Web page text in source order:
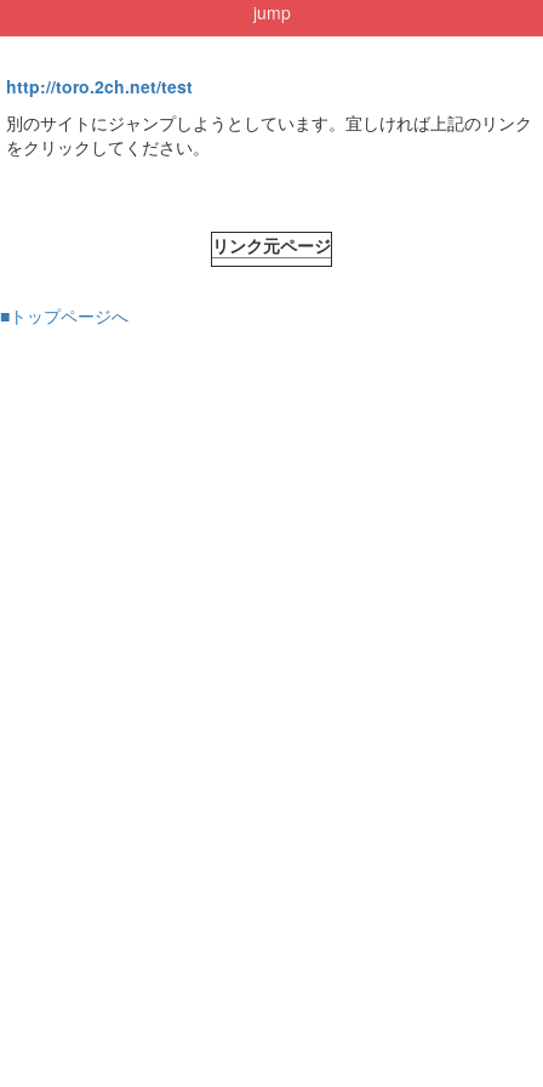
jump
http://toro.2ch.net/test
別のサイトにジャンプしようとしています。宜しければ上記のリンク
をクリックしてください。
リンク元ページ
■トップページへ